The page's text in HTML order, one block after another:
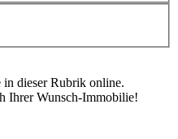
dieser Rubrik online.
Ihrer Wunsch-Immobilie!